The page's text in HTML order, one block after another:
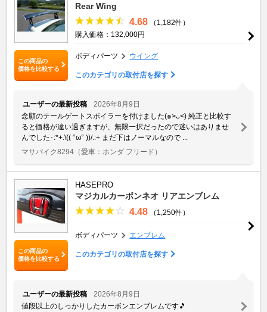
この商品の
価格を比較する
Rear Wing
4.68
（1,182件）
購入価格：132,000円
ボディパーツ ウイング
このカテゴリの取付店を探す
ユーザーの最新投稿
2026年8月9日
念願のテールゲートスポイラーを付けました(๑˃̵ᴗ˂̵) 純正と比較す
ると価格が違い過ぎますが、無限一択だったので迷いはありませ
んでした･:*+.\(( °ω° ))/.:+ まだ下はノーマルなので ...
マサパイク8294 （愛車：ホンダ フリード）
この商品の
価格を比較する
HASEPRO
マジカルカーボンネオ リアエンブレム
4.48 （1,250件）
ボディパーツ エンブレム
このカテゴリの取付店を探す
ユーザーの最新投稿
2026年8月9日
値段以上のしっかりしたカーボンエンブレムです🎵